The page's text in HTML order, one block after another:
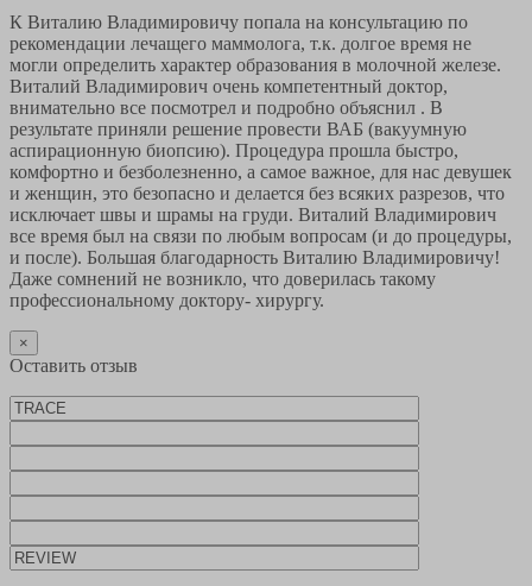
К Виталию Владимировичу попала на консультацию по
рекомендации лечащего маммолога, т.к. долгое время не
могли определить характер образования в молочной железе.
Виталий Владимирович очень компетентный доктор,
внимательно все посмотрел и подробно объяснил . В
результате приняли решение провести ВАБ (вакуумную
аспирационную биопсию). Процедура прошла быстро,
комфортно и безболезненно, а самое важное, для нас девушек
и женщин, это безопасно и делается без всяких разрезов, что
исключает швы и шрамы на груди. Виталий Владимирович
все время был на связи по любым вопросам (и до процедуры,
и после). Большая благодарность Виталию Владимировичу!
Даже сомнений не возникло, что доверилась такому
профессиональному доктору- хирургу.
×
Оставить отзыв